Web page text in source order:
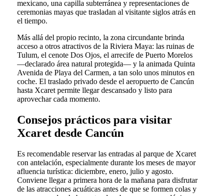
mexicano, una capilla subterránea y representaciones de
ceremonias mayas que trasladan al visitante siglos atrás en
el tiempo.
Más allá del propio recinto, la zona circundante brinda
acceso a otros atractivos de la Riviera Maya: las ruinas de
Tulum, el cenote Dos Ojos, el arrecife de Puerto Morelos
—declarado área natural protegida— y la animada Quinta
Avenida de Playa del Carmen, a tan solo unos minutos en
coche. El traslado privado desde el aeropuerto de Cancún
hasta Xcaret permite llegar descansado y listo para
aprovechar cada momento.
Consejos prácticos para visitar
Xcaret desde Cancún
Es recomendable reservar las entradas al parque de Xcaret
con antelación, especialmente durante los meses de mayor
afluencia turística: diciembre, enero, julio y agosto.
Conviene llegar a primera hora de la mañana para disfrutar
de las atracciones acuáticas antes de que se formen colas y